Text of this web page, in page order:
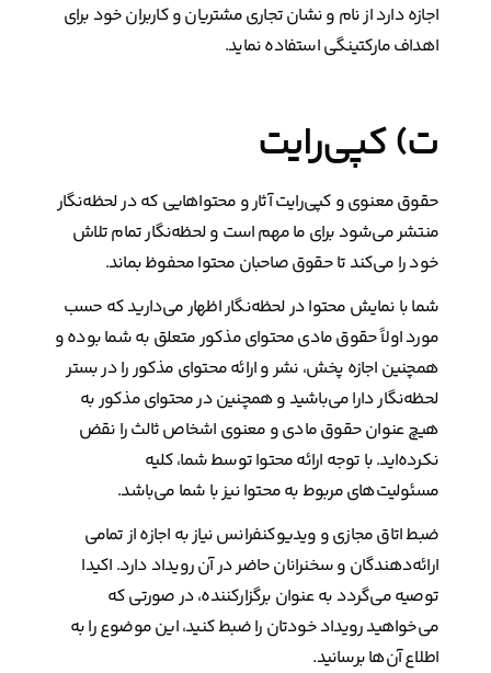
اجازه دارد از نام و نشان تجاری مشتریان و کاربران خود برای
اهداف مارکتینگی استفاده نماید.
ت) کپی‌رایت
حقوق معنوی و کپی‌رایت آثار و محتواهایی که در لحظه‌نگار
منتشر می‌شود برای ما مهم است و لحظه‌نگار تمام تلاش
خود را می‌کند تا حقوق صاحبان محتوا محفوظ بماند.
شما با نمایش محتوا در لحظه‌نگار اظهار می‌دارید که حسب
مورد اولاً حقوق مادی محتوای مذکور متعلق به شما بوده و
همچنین اجازه پخش، نشر و ارائه محتوای مذکور را در بستر
لحظه‌نگار دارا می‌باشید و همچنین در محتوای مذکور به
هیچ عنوان حقوق مادی و معنوی اشخاص ثالث را نقض
نکرده‌اید. با توجه ارائه محتوا توسط شما، کلیه
مسئولیت‌های مربوط به محتوا نیز با شما می‌باشد.
ضبط اتاق مجازی و ویدیوکنفرانس نیاز به اجازه از تمامی
ارائه‌دهندگان و سخنرانان حاضر در آن رویداد دارد. اکیدا
توصیه می‌گردد به عنوان برگزارکننده، در صورتی که
می‌خواهید رویداد خودتان را ضبط کنید، این موضوع را به
اطلاع آن‌ها برسانید.